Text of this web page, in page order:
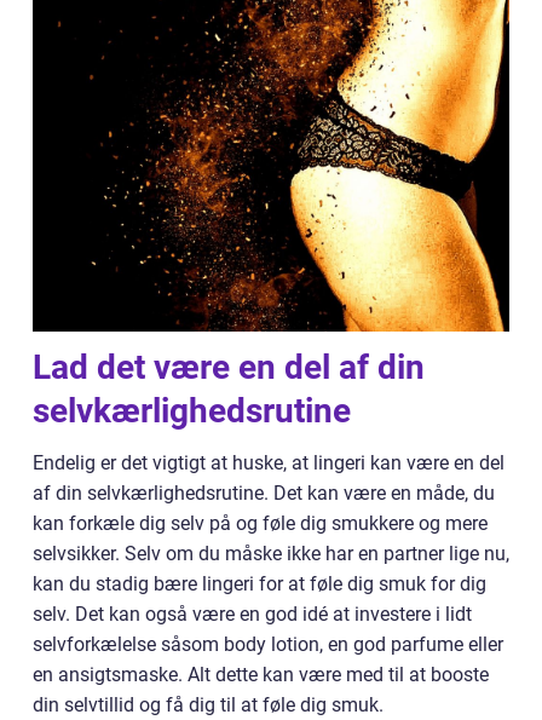
Lad det være en del af din
selvkærlighedsrutine
Endelig er det vigtigt at huske, at lingeri kan være en del
af din selvkærlighedsrutine. Det kan være en måde, du
kan forkæle dig selv på og føle dig smukkere og mere
selvsikker. Selv om du måske ikke har en partner lige nu,
kan du stadig bære lingeri for at føle dig smuk for dig
selv. Det kan også være en god idé at investere i lidt
selvforkælelse såsom body lotion, en god parfume eller
en ansigtsmaske. Alt dette kan være med til at booste
din selvtillid og få dig til at føle dig smuk.